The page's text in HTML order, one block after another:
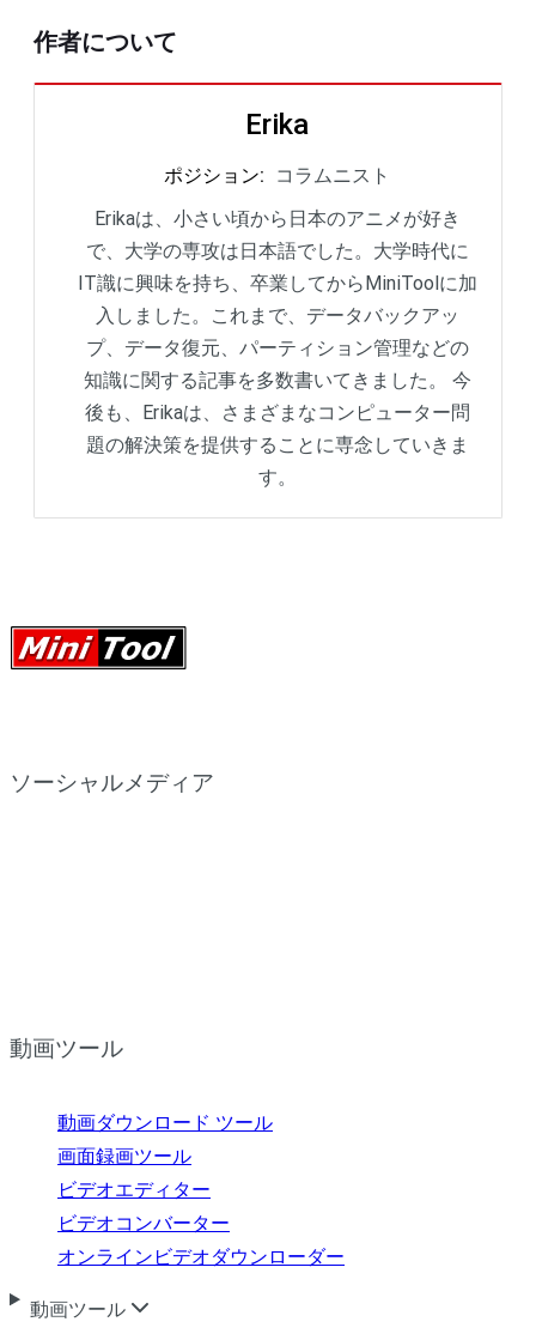
作者について
Erika
ポジション:
コラムニスト
Erikaは、小さい頃から日本のアニメが好き
で、大学の専攻は日本語でした。大学時代に
IT識に興味を持ち、卒業してからMiniToolに加
入しました。これまで、データバックアッ
プ、データ復元、パーティション管理などの
知識に関する記事を多数書いてきました。 今
後も、Erikaは、さまざまなコンピューター問
題の解決策を提供することに専念していきま
す。
ソーシャルメディア
動画ツール
動画ダウンロード ツール
画面録画ツール
ビデオエディター
ビデオコンバーター
オンラインビデオダウンローダー
動画ツール